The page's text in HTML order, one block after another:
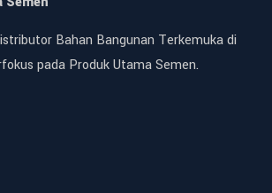
Bahan Bangunan Terkemuka di
pada Produk Utama Semen.